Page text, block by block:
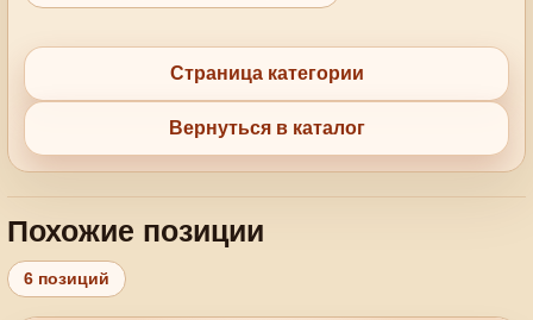
Страница категории
Вернуться в каталог
Похожие позиции
6 позиций